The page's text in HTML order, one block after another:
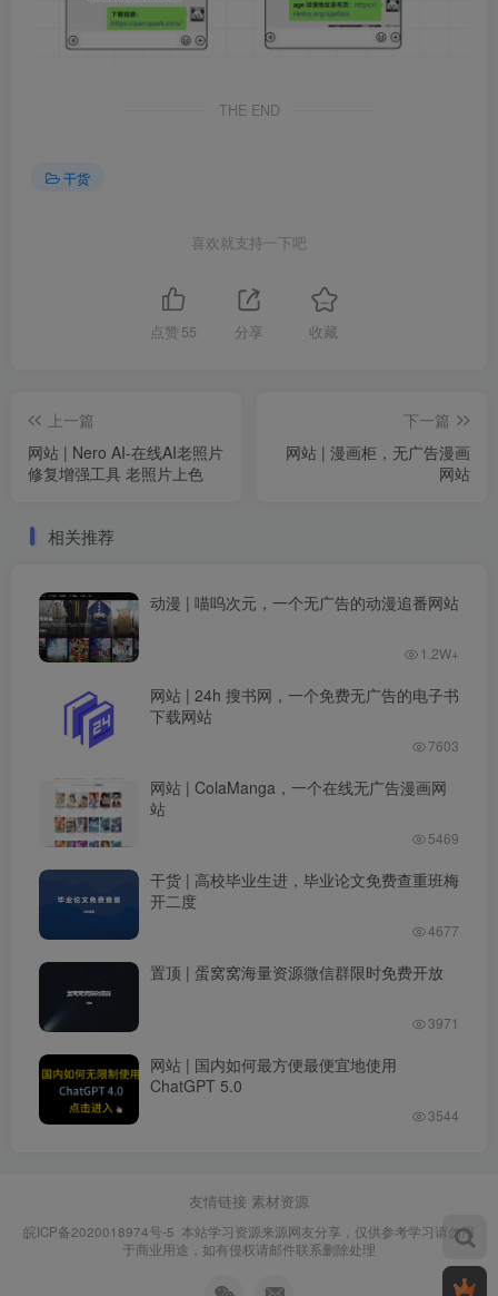
THE END
干货
喜欢就支持一下吧
点赞 55 分享 收藏
上一篇
网站 | Nero AI-在线AI老照片
修复增强工具 老照片上色
下一篇
网站 | 漫画柜，无广告漫画
网站
相关推荐
动漫 | 喵呜次元，一个无广告的动漫追番网站
1.2W+
网站 | 24h 搜书网，一个免费无广告的电子书
下载网站
7603
网站 | ColaManga，一个在线无广告漫画网
站
5469
干货 | 高校毕业生进，毕业论文免费查重班梅
开二度
4677
置顶 | 蛋窝窝海量资源微信群限时免费开放
3971
网站 | 国内如何最方便最便宜地使用
ChatGPT 5.0
3544
友情链接 素材资源
皖ICP备2020018974号-5 本站学习资源来源网友分享，仅供参考学习请勿用
于商业用途，如有侵权请邮件联系删除处理